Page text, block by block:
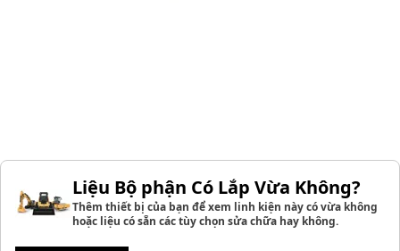
Liệu Bộ phận Có Lắp Vừa Không?
Thêm thiết bị của bạn để xem linh kiện này có vừa không
hoặc liệu có sẵn các tùy chọn sửa chữa hay không.